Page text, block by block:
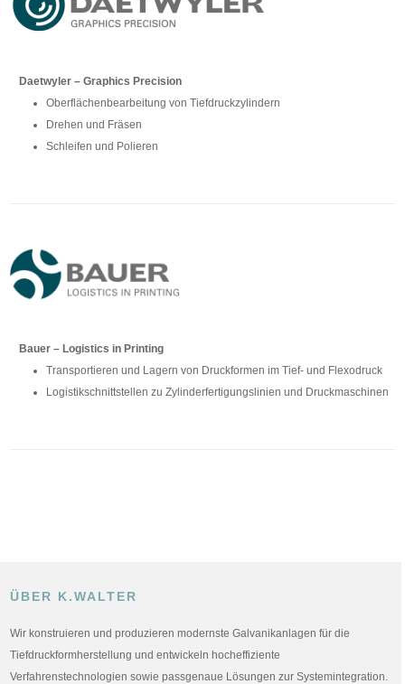
Daetwyler – Graphics Precision
Oberflächenbearbeitung von Tiefdruckzylindern
Drehen und Fräsen
Schleifen und Polieren
Bauer – Logistics in Printing
Transportieren und Lagern von Druckformen im Tief- und Flexodruck
Logistikschnittstellen zu Zylinderfertigungslinien und Druckmaschinen
ÜBER K.WALTER
Wir konstruieren und produzieren modernste Galvanikanlagen für die
Tiefdruckformherstellung und entwickeln hocheffiziente
Verfahrenstechnologien sowie passgenaue Lösungen zur Systemintegration.